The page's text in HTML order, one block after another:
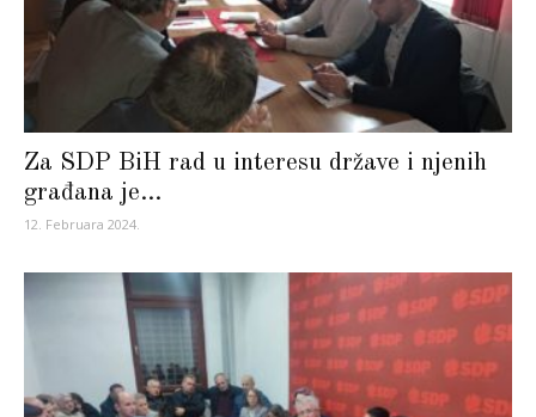
Za SDP BiH rad u interesu države i njenih
građana je...
12. Februara 2024.